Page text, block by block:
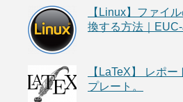
【Linux】ファイ
換する方法｜
【LaTeX】 レポ
プレート。